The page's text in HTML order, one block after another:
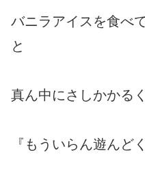
バニラアイスを食べ
と
真ん中にさしかかる
『もういらん遊んどく